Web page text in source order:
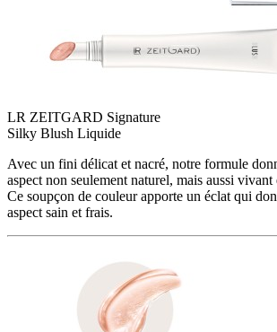
LR ZEITGARD Signature
Silky​ Blush Liquide
Avec un fini délicat et nacré, notre formule
aspect non seulement naturel, mais aussi vivant
Ce soupçon de couleur apporte un éclat qui
aspect sain et frais.